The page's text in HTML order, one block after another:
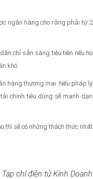
ngân hàng cho rằng phải từ 2
chỉ sẵn sàng tiêu tiền nếu họ
khó.
hàng thương mại. Nếu pháp lý
chính tiêu dùng sẽ mạnh dạn
thì sẽ có những thách thức nhất
Tạp chí điện tử Kinh Doanh